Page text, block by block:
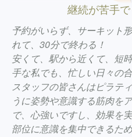
継続が苦手
予約がいらず、サーキット
れて、30分で終わる！
安くて、駅から近くて、短
手な私でも、忙しい日々の
スタッフの皆さんはピラテ
うに姿勢や意識する筋肉を
で、心強いですし、効果を
部位に意識を集中できるた